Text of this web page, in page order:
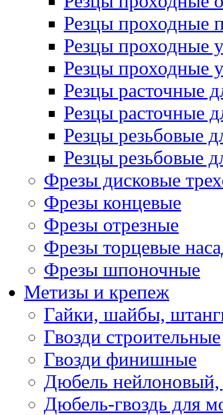
Резцы проходные
Резцы проходные
Резцы проходные
Резцы расточные
Резцы расточные
Резцы резьбовые
Резцы резьбовые
Фрезы дисковые
Фрезы концевые
Фрезы отрезные
Фрезы торцевые
Фрезы шпоночные
Метизы и крепеж
Гайки, шайбы,
Гвозди строительные
Гвозди финишные
Дюбель нейлоновый,
Дюбель-гвоздь для